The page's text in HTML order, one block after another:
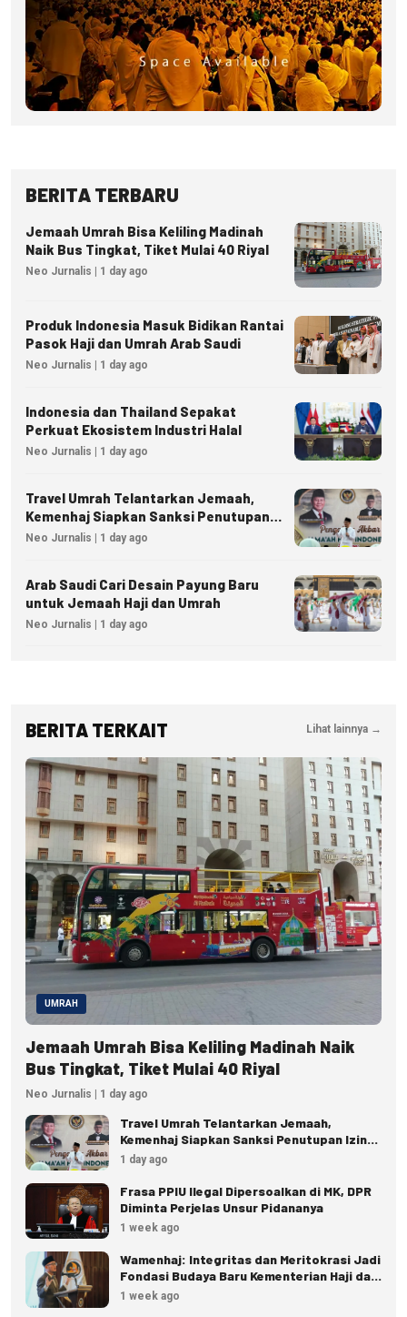
BERITA TERBARU
Jemaah Umrah Bisa Keliling Madinah
Naik Bus Tingkat, Tiket Mulai 40 Riyal
Neo Jurnalis | 1 day ago
Produk Indonesia Masuk Bidikan Rantai
Pasok Haji dan Umrah Arab Saudi
Neo Jurnalis | 1 day ago
Indonesia dan Thailand Sepakat
Perkuat Ekosistem Industri Halal
Neo Jurnalis | 1 day ago
Travel Umrah Telantarkan Jemaah,
Kemenhaj Siapkan Sanksi Penutupan
Izin hingga Pidana
Neo Jurnalis | 1 day ago
Arab Saudi Cari Desain Payung Baru
untuk Jemaah Haji dan Umrah
Neo Jurnalis | 1 day ago
BERITA TERKAIT Lihat lainnya →
UMRAH
Jemaah Umrah Bisa Keliling Madinah Naik
Bus Tingkat, Tiket Mulai 40 Riyal
Neo Jurnalis | 1 day ago
Travel Umrah Telantarkan Jemaah,
Kemenhaj Siapkan Sanksi Penutupan Izin
hingga Pidana
1 day ago
Frasa PPIU Ilegal Dipersoalkan di MK, DPR
Diminta Perjelas Unsur Pidananya
1 week ago
Wamenhaj: Integritas dan Meritokrasi Jadi
Fondasi Budaya Baru Kementerian Haji dan
Umrah
1 week ago